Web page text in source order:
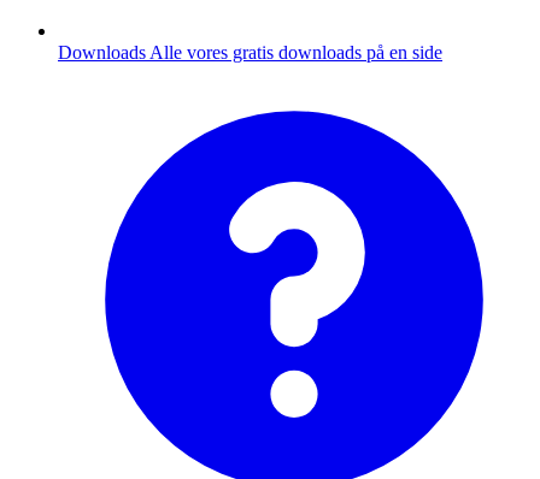
Downloads Alle vores gratis downloads på en side